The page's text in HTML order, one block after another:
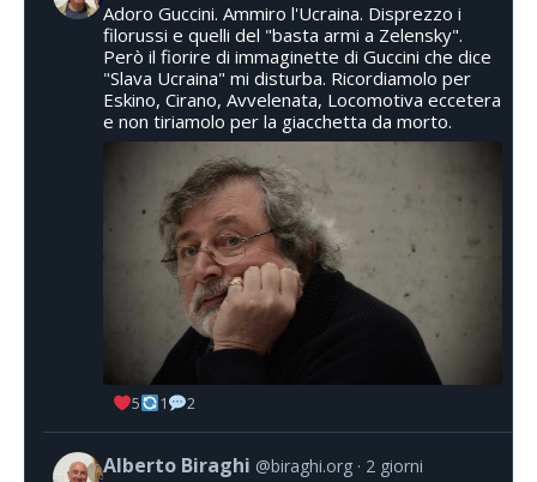
Adoro Guccini. Ammiro l'Ucraina. Disprezzo i
filorussi e quelli del "basta armi a Zelensky".
Però il fiorire di immaginette di Guccini che dice
"Slava Ucraina" mi disturba. Ricordiamolo per
Eskino, Cirano, Avvelenata, Locomotiva eccetera
e non tiriamolo per la giacchetta da morto.
5 1 2
Alberto Biraghi @biraghi.org 2 giorni